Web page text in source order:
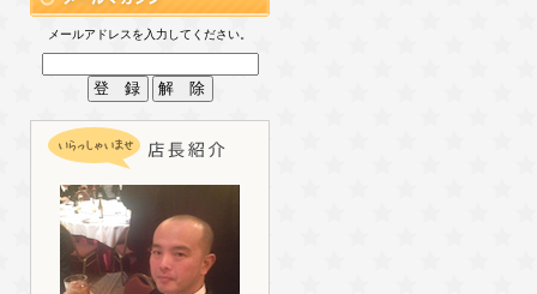
メールアドレスを入力してください。